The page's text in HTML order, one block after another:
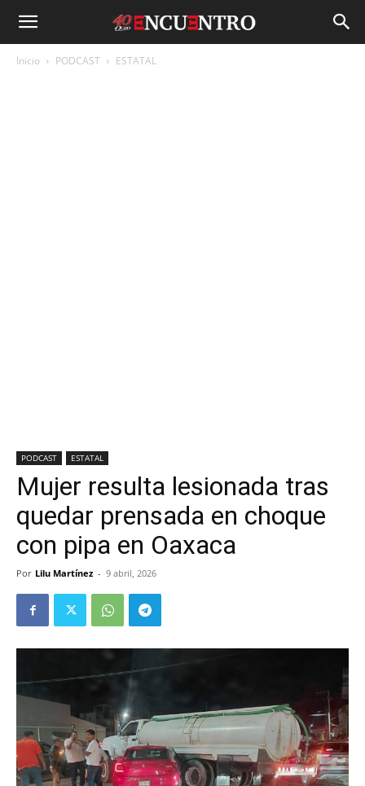
Inicio PODCAST ESTATAL
PODCAST ESTATAL
Mujer resulta lesionada tras
quedar prensada en choque
con pipa en Oaxaca
Por Lilu Martínez - 9 abril, 2026